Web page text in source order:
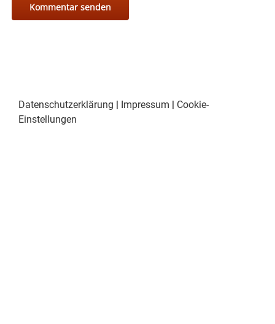
Datenschutzerklärung Impressum
Cookie-
Einstellungen